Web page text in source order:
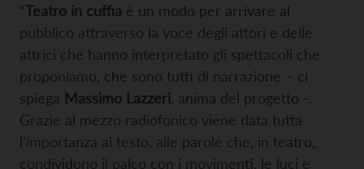
“Teatro in cuffia è un modo per arrivare al
pubblico attraverso la voce degli attori e delle
attrici che hanno interpretato gli spettacoli che
proponiamo, che sono tutti di narrazione – ci
spiega Massimo Lazzeri , anima del progetto -.
Grazie al mezzo radiofonico viene data tutta
l’importanza al testo, alle parole che, in teatro,
condividono il palco con i movimenti, le luci e